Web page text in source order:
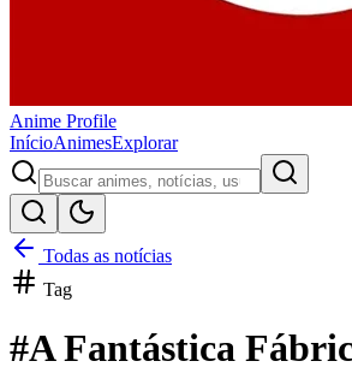
Anime Profile
InícioAnimesExplorar
Todas as notícias
Tag
#A Fantástica